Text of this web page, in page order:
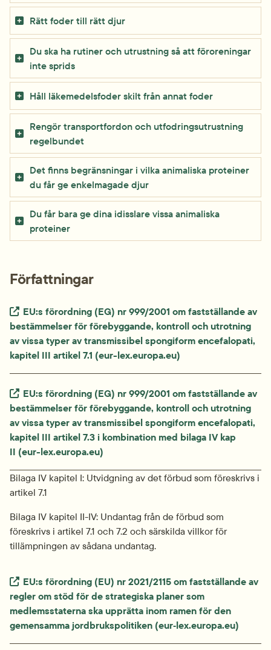
Rätt foder till rätt djur
Du ska ha rutiner och ut­rustning så att för­oreningar
inte sprids
Håll läkemedelsfoder skilt från annat foder
Rengör transportfordon och utfodringsutrustning
regelbundet
Det finns begränsningar i vilka animaliska proteiner
du får ge enkelmagade djur
Du får bara ge dina idisslare vissa anima­liska
proteiner
Författningar
Extern länk.
EU:s förordning (EG) nr 999/2001 om fastställande av
bestämmelser för förebyggande, kontroll och utrotning
av vissa typer av transmissibel spongiform encefalopati,
kapitel III artikel 7.1 (eur-lex.europa.eu)
Extern länk.
EU:s förordning (EG) nr 999/2001 om fastställande av
bestämmelser för förebyggande, kontroll och utrotning
av vissa typer av transmissibel spongiform encefalopati,
kapitel III artikel 7.3 i kombination med bilaga IV kap
II (eur-lex.europa.eu)
Bilaga IV kapitel I: Utvidgning av det förbud som föreskrivs i
artikel 7.1
Bilaga IV kapitel II-IV: Undantag från de förbud som
föreskrivs i artikel 7.1 och 7.2 och särskilda villkor för
tillämpningen av sådana undantag.
Extern länk.
EU:s förordning (EU) nr 2021/2115 om fastställande av
regler om stöd för de strategiska planer som
medlemsstaterna ska upprätta inom ramen för den
gemensamma jordbrukspolitiken (eur‑lex.europa.eu)